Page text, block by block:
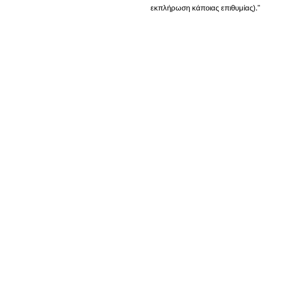
εκπλήρωση κάποιας επιθυμίας)."